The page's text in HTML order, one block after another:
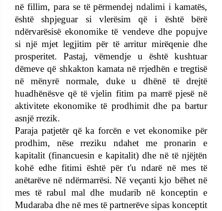
në fillim, para se të përmendej ndalimi i kamatës,
është shpjeguar si vlerësim që i është bërë
ndërvarësisë ekonomike të vendeve dhe popujve
si një mjet legjitim për të arritur mirëqenie dhe
prosperitet. Pastaj, vëmendje u është kushtuar
dëmeve që shkakton kamata në rrjedhën e tregtisë
në mënyrë normale, duke u dhënë të drejtë
huadhënësve që të vjelin fitim pa marrë pjesë në
aktivitete ekonomike të prodhimit dhe pa bartur
asnjë rrezik.
Paraja patjetër që ka forcën e vet ekonomike për
prodhim, nëse rreziku ndahet me pronarin e
kapitalit (financuesin e kapitalit) dhe në të njëjtën
kohë edhe fitimi është për t'u ndarë në mes të
anëtarëve në ndërmarrësi. Në veçanti kjo bëhet në
mes të rabul mal dhe mudarib në konceptin e
Mudaraba dhe në mes të partnerëve sipas konceptit